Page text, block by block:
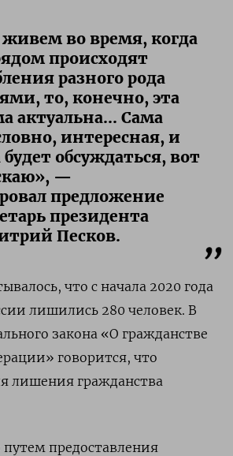
во время, когда
происходят
разного рода
то, конечно, эта
актуальна... Сама
интересная, и
обсуждаться, вот
—
предложение
президента
Песков.
что с начала 2020 года
лишились 280 человек. В
закона «О гражданстве
говорится, что
лишения гражданства
путем предоставления